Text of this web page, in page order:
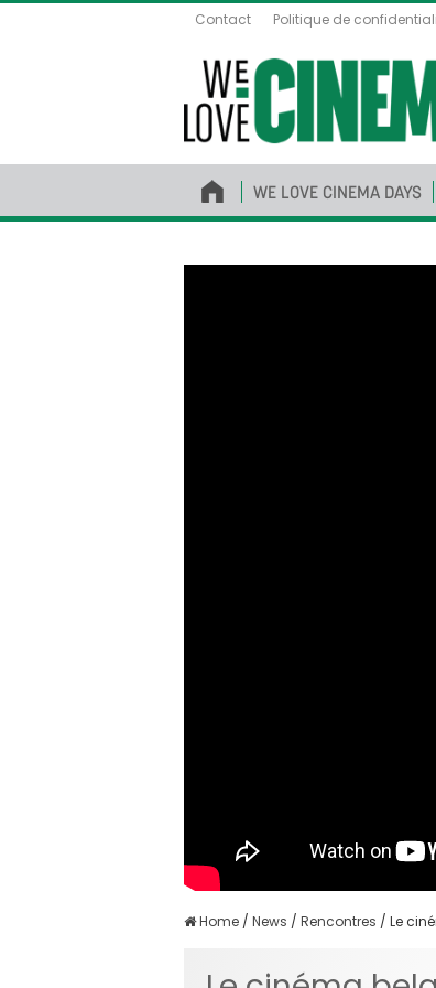
Contact Politique de
WE LOVE CINEMA DAYS
Home / News / Rencontres / Le